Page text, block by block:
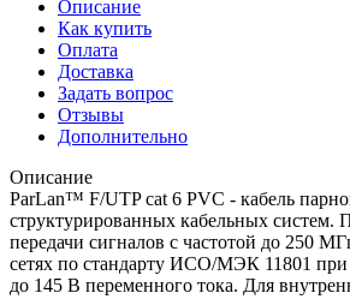
Описание
Как купить
Оплата
Доставка
Задать вопрос
Отзывы
Дополнительно
Описание
ParLan™ F/UTP cat 6 PVC - кабель
структурированных кабельных систем.
передачи сигналов с частотой до 250
сетях по стандарту ИСО/МЭК 11801
до 145 В переменного тока. Для